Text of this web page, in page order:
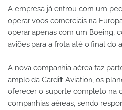
A empresa já entrou com um
operar voos comerciais na
operar apenas com um Boeing,
aviões para a frota até o final do
A nova companhia aérea faz
amplo da Cardiff Aviation, os
oferecer o suporte completo na
companhias aéreas, sendo